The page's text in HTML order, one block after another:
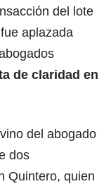
del lote
aplazada
de claridad en
del abogado
dos
Quintero, quien